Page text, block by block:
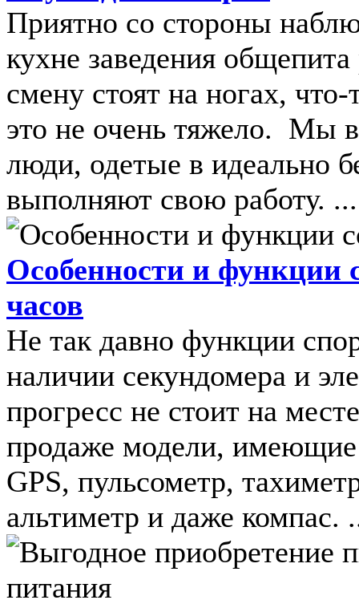
Приятно со стороны
кухне заведения
смену стоят на ногах,
это не очень тяжело. Мы
люди, одетые в идеально
выполняют свою работу. ...
Особенности и функции
часов
Не так давно функции
наличии секундомера и
прогресс не стоит на
продаже модели,
GPS, пульсометр,
альтиметр и даже компас.